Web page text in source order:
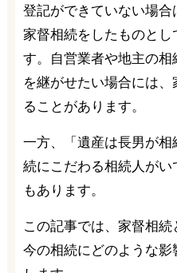
登記ができていない場
家督相続をしたものとし
す。自営業者や地主の
を継がせたい場合には
ることがあります。
一方、「遺産は長男が
続にこだわる相続人が
もあります。
この記事では、家督相続
今の相続にどのような